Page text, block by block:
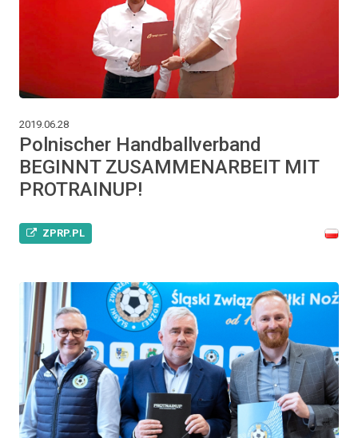
2019.06.28
Polnischer Handballverband
BEGINNT ZUSAMMENARBEIT MIT
PROTRAINUP!
ZPRP.PL